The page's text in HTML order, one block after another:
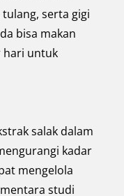
serta gigi
bisa makan
hari untuk
salak dalam
kadar
mengelola
studi